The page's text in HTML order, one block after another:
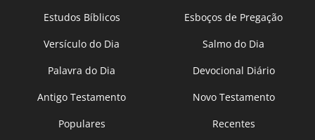
Estudos Bíblicos
Esboços de Pregação
Versículo do Dia
Salmo do Dia
Palavra do Dia
Devocional Diário
Antigo Testamento
Novo Testamento
Populares
Recentes